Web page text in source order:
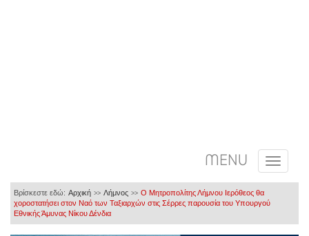
MENU
Βρίσκεστε εδώ: Αρχική >> Λήμνος >> Ο Μητροπολίτης Λήμνου Ιερόθεος θα
χοροστατήσει στον Ναό των Ταξιαρχών στις Σέρρες παρουσία του Υπουργού
Εθνικής Άμυνας Νίκου Δένδια